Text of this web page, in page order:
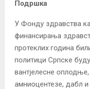
Подршка
У Фонду здравства
финансирања
протеклих година
политици Српске
вантјелесне
амниоцентезе, дабл и